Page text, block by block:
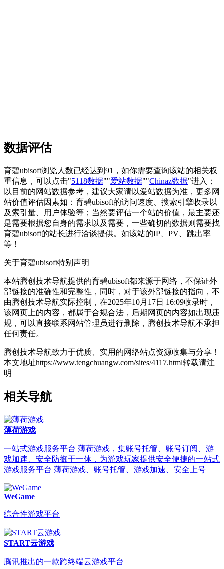
数据评估
育碧ubisoft浏览人数已经达到91，如你需要查询该站的相关权
重信息，可以点击"5118数据""爱站数据""Chinaz数据"进入；
以目前的网站数据参考，建议大家请以爱站数据为准，更多网
站价值评估因素如：育碧ubisoft的访问速度、搜索引擎收录以
及索引量、用户体验等；当然要评估一个站的价值，最主要还
是需要根据您自身的需求以及需要，一些确切的数据则需要找
育碧ubisoft的站长进行洽谈提供。如该站的IP、PV、跳出率
等！
关于育碧ubisoft特别声明
本站腾创技术导航提供的育碧ubisoft都来源于网络，不保证外
部链接的准确性和完整性，同时，对于该外部链接的指向，不
由腾创技术导航实际控制，在2025年10月17日 16:09收录时，
该网页上的内容，都属于合规合法，后期网页的内容如出现违
规，可以直接联系网站管理员进行删除，腾创技术导航不承担
任何责任。
腾创技术导航致力于优质、实用的网络站点资源收集与分享！
本文地址https://www.tengchuangw.com/sites/4117.html转载请注
明
相关导航
薄荷游戏
一站式游戏服务平台 薄荷游戏，集账号托管、账号订阅、游
戏加速、安全防御于一体，为游戏玩家提供安全便捷的一站式
游戏服务平台 薄荷游戏、账号托管、游戏加速、安全上号
WeGame
综合性游戏平台
START云游戏
腾讯推出的一款跨终端云游戏平台